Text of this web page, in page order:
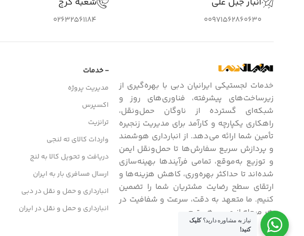
00971562860630
02632561184
خدمات لجستیکی ایرانیان دبی با بهره‌گیری از
زیرساخت‌های پیشرفته، فناوری‌های روز و
شبکه‌ای گسترده از ناوگان حمل‌ونقل،
راهکاری یکپارچه و کارآمد برای مدیریت زنجیره
تأمین شما ارائه می‌دهد. از انبارداری هوشمند
و پردازش سریع سفارش‌ها تا حمل‌ونقل ایمن
و توزیع به‌موقع، تمامی فرآیندها بهینه‌سازی
شده‌اند تا حداکثر بهره‌وری، کاهش هزینه‌ها و
ارتقای سطح رضایت مشتریان شما را تضمین
کنیم. ما متعهد به دقت، سرعت و شفافیت در
هر مرحله از مسیر هستیم.
- خدمات
مدیریت پروژه
اکسپرس
ترانزیت
واردات کالای ته لنجی
دریافت و تحویل کالا به لنج
ارسال مسافری بار به ایران
انبارداری و حمل و نقل در دبی
انبارداری و حمل و نقل در ایران
نیاز به مشاوره دارید؟کلیک
کنید!